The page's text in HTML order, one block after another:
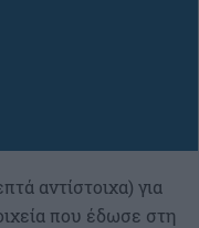
αντίστοιχα) για
που έδωσε στη